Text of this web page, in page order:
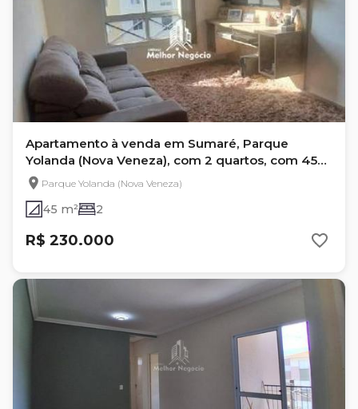
Apartamento à venda em Sumaré, Parque
Yolanda (Nova Veneza), com 2 quartos, com 45
m²Parque Yolanda (Nova Veneza)
45 m² 2
R$ 230.000